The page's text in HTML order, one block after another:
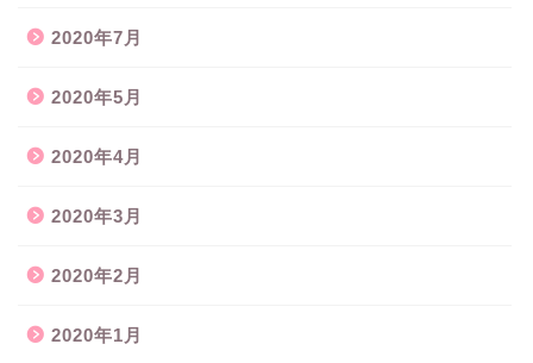
2020年7月
2020年5月
2020年4月
2020年3月
2020年2月
2020年1月